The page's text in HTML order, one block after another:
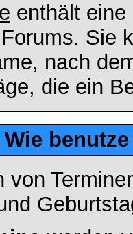
enthält
Sie
nach
die ein
Wie
von